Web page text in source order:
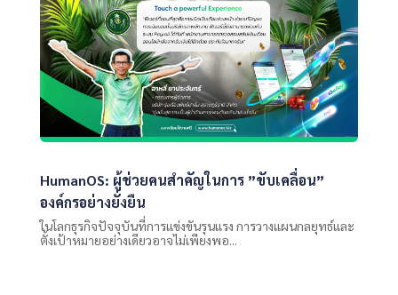
HumanOS: ผู้ช่วยคนสำคัญในการ ”ขับเคลื่อน”
องค์กรอย่างยั่งยืน
ในโลกธุรกิจปัจจุบันที่การแข่งขันรุนแรง การวางแผนกลยุทธ์และ
ตั้งเป้าหมายอย่างเดียวอาจไม่เพียงพอ...